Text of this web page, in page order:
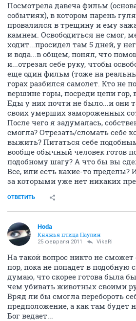
Посмотрела давеча фильм
событиях), в котором парень
провалился в трещину и ему
камнем. Освободиться не смог,
ходит...просидел там 5 дней, у
и вода...в общем, понял, что
и...отрезал себе руку, чтобы
еще один фильм (тоже на
горах разбился самолет. Кто не
вершине горы, посреди цепи гор,
Еды у них почти не было...и они
своих умерших замороженных
После чего я задумалась,
смогла? Отрезать/сломать себе
выжить? Питаться себе
вообще обычный человек готов
подобному шагу? А что бы вы
Все, или есть какие-то пределы?
за которыми уже нет никаких
ОТВЕТИТЬ
Hoda
Княжья птица Паулин
25 февраля 2011 VikaRi
На такой вопрос никто не сможет
пор, пока не попадет в подобную
думаю, что скорее готова была
чем убивать животных своими
Вряд ли бы смогла перебороть
предположение, а как там будет
Бог ведает...